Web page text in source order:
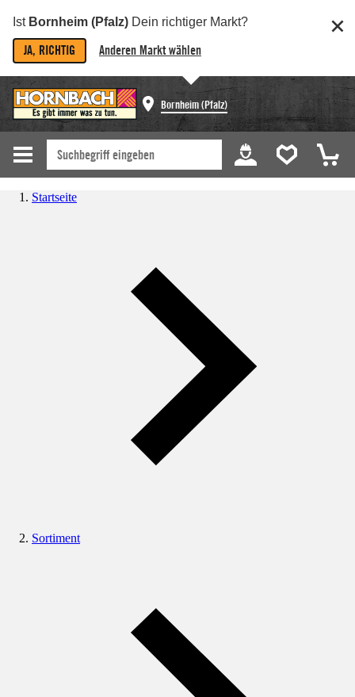
Ist Bornheim (Pfalz) Dein richtiger Markt?
JA, RICHTIG Anderen Markt wählen
Bornheim (Pfalz)
Startseite
Sortiment